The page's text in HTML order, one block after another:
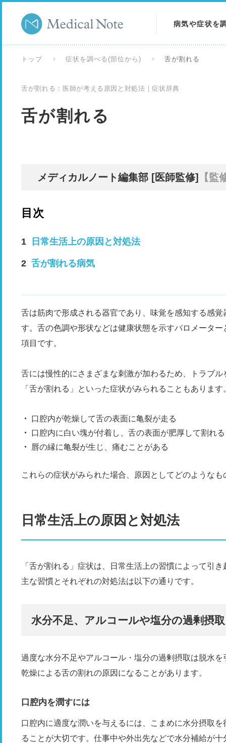
病気や症状を
トップ 症状を調べる(部位から) 舌が割れる
舌が割れる：医師が考える原因と対処法｜症状辞典
舌が割れる
メディカルノート編集部 [医師監修] 【監
目次
日常生活上の原因と対処法
舌が割れる病気
舌は筋肉で形成される器官であり、味覚を感知する感
す。舌の色調や形状などは健康状態を示すバロメータ
項目です。
舌には慢性的にさまざまな刺激が加わるため、トラブ
「舌が割れる」といった症状がみられることもあります
口腔内が乾燥して舌の表面に亀裂が走る
口腔内に白い塊が付着し、舌の表面が肥厚して割れ
唇の縁に亀裂が生じ、痛むことがある
これらの症状がみられた場合、原因としてどのような
日常生活上の原因と対処法
「舌が割れる」症状は、日常生活上の習慣によって引
主な習慣とそれぞれの対処法は以下の通りです。
水分不足、アルコールや塩分の過剰摂取
過度な水分不足やアルコール・塩分の過剰摂取は脱水
乾燥による舌の割れの原因になることがあります。
口腔内を潤すには
口腔内に適度な潤いを与えるには、こまめに水分摂取
ることが大切です。仕事中や外出先などで水分補給が